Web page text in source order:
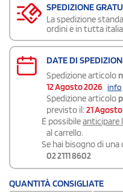
SPEDIZIONE
La spedizione
ordini e in tutta
DATE DI
Spedizione articolo
12 Agosto 2026 info
Spedizione articolo
previsto il: 21
É possibileanticipare
al carrello.
Se hai bisogno di una
02 2111 8602
QUANTITÀ CONSIGLIATE